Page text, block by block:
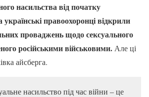
насильства від початку
українські правоохоронці відкрили
проваджень щодо сексуального
російськими військовими. Але ці
айсберга.
насильство під час війни – це